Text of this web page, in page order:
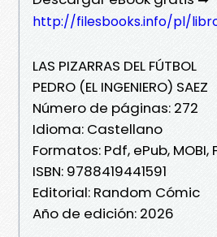
http://filesbooks.info/pl/
LAS PIZARRAS DEL FÚTBOL
PEDRO (EL INGENIERO) SAEZ
Número de páginas: 272
Idioma: Castellano
Formatos: Pdf, ePub, MOBI,
ISBN: 9788419441591
Editorial: Random Cómic
Año de edición: 2026